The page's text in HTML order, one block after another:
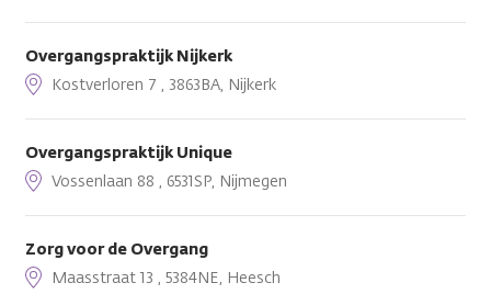
Overgangspraktijk Nijkerk
Kostverloren 7 , 3863BA, Nijkerk
Overgangspraktijk Unique
Vossenlaan 88 , 6531SP, Nijmegen
Zorg voor de Overgang
Maasstraat 13 , 5384NE, Heesch